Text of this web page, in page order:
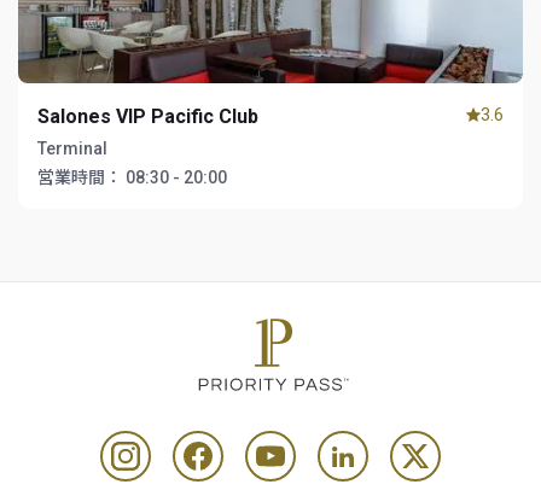
Salones VIP Pacific Club
Terminal
営業時間：
08:30 - 20:00
3.6